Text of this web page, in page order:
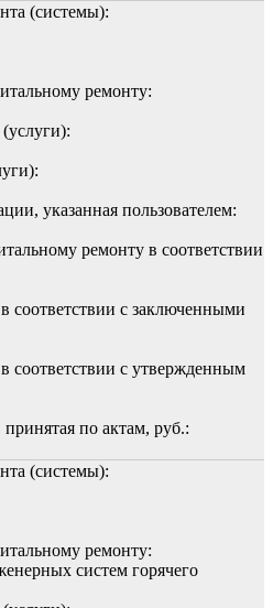
(системы):
ремонту:
указанная пользователем:
ремонту в соответствии
соответствии с заключенными
соответствии с утвержденным
по актам, руб.:
(системы):
ремонту:
систем горячего